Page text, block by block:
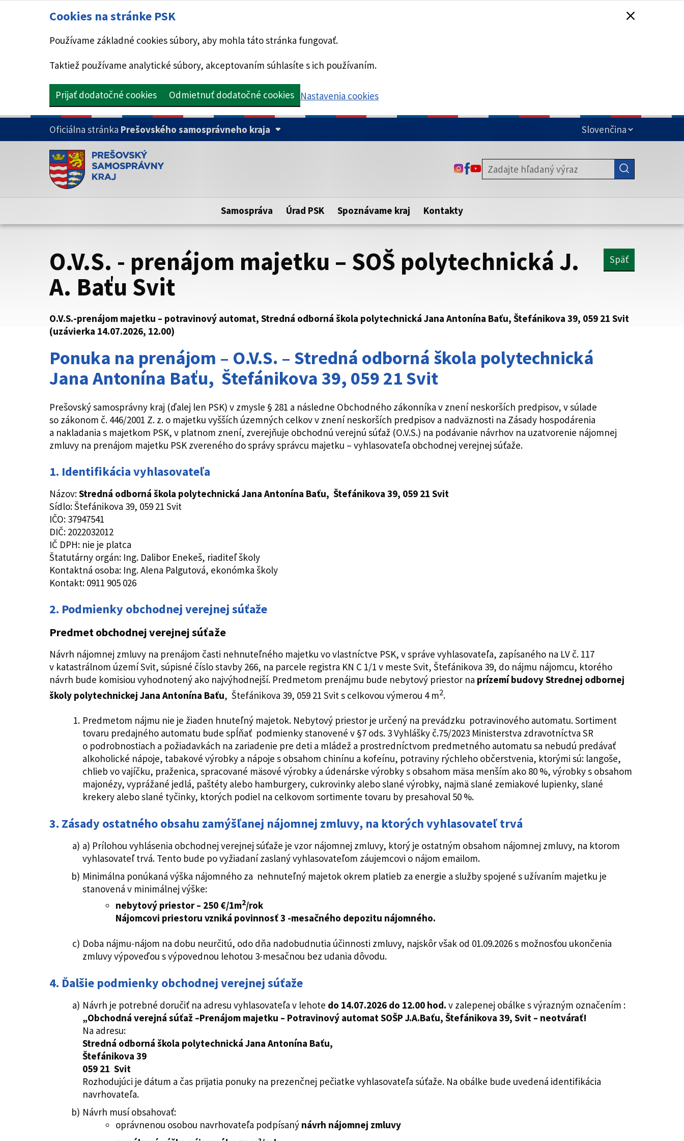
Cookies na stránke PSK
Používame základné cookies súbory, aby mohla táto stránka fungovať.
Taktiež používame analytické súbory, akceptovaním súhlasíte s ich používaním.
Prijať dodatočné cookies Odmietnuť dodatočné cookies Nastavenia cookies
PRESKOČIŤ NA HLAVNÝ OBSAH
Oficiálna stránka Prešovského samosprávneho kraja
Doména psk.sk je oficiálna
Toto je oficiálna webová stránka Prešovského samosprávneho kraja.
Táto stránka je zabezpečená
zabezpečenú webovú stránku. Zabezpečená stránka vždy začína
https:// pred názvom domény webového sídla.
ODKAZ SA OTVORÍ NA NOVEJ KARTE
ODKAZ SA OTVORÍ NA NOVEJ KARTE
ODKAZ SA OTVORÍ NA NOVEJ KARTE
Samospráva Úrad PSK Spoznávame kraj Kontakty
O.V.S. - prenájom majetku – SOŠ polytechnická J.
A. Baťu Svit
Späť
O.V.S.-prenájom majetku – potravinový automat, Stredná odborná škola polytechnická Jana Antonína Baťu, Štefánikova 39, 059 21 Svit
(uzávierka 14.07.2026, 12.00)
Ponuka na prenájom – O.V.S. – Stredná odborná škola polytechnická
Jana Antonína Baťu, Štefánikova 39, 059 21 Svit
Prešovský samosprávny kraj (ďalej len PSK) v zmysle § 281 a následne Obchodného zákonníka v znení neskorších predpisov, v súlade
so zákonom č. 446/2001 Z. z. o majetku vyšších územných celkov v znení neskorších predpisov a nadväznosti na Zásady hospodárenia
a nakladania s majetkom PSK, v platnom znení, zverejňuje obchodnú verejnú súťaž (O.V.S.) na podávanie návrhov na uzatvorenie nájomnej
zmluvy na prenájom majetku PSK zvereného do správy správcu majetku – vyhlasovateľa obchodnej verejnej súťaže.
1. Identifikácia vyhlasovateľa
Názov:Stredná odborná škola polytechnická Jana Antonína Baťu, Štefánikova 39, 059 21 Svit
Sídlo: Štefánikova 39, 059 21 Svit
IČO: 37947541
DIČ: 2022032012
IČ DPH: nie je platca
Štatutárny orgán: Ing. Dalibor Enekeš, riaditeľ školy
Kontaktná osoba: Ing. Alena Palgutová, ekonómka školy
Kontakt: 0911 905 026
2. Podmienky obchodnej verejnej súťaže
Predmet obchodnej verejnej súťaže
Návrh nájomnej zmluvy na prenájom časti nehnuteľného majetku vo vlastníctve PSK, v správe vyhlasovateľa, zapísaného na LV č. 117
v katastrálnom území Svit, súpisné číslo stavby 266, na parcele registra KN C 1/1 v meste Svit, Štefánikova 39, do nájmu nájomcu, ktorého
návrh bude komisiou vyhodnotený ako najvýhodnejší. Predmetom prenájmu bude nebytový priestor na prízemí budovy Strednej odbornej
školy polytechnickej Jana Antonína Baťu, Štefánikova 39, 059 21 Svit s celkovou výmerou 4 m2.
Predmetom nájmu nie je žiaden hnuteľný majetok. Nebytový priestor je určený na prevádzku potravinového automatu. Sortiment
tovaru predajného automatu bude spĺňať podmienky stanovené v §7 ods. 3 Vyhlášky č.75/2023 Ministerstva zdravotníctva SR
o podrobnostiach a požiadavkách na zariadenie pre deti a mládež a prostredníctvom predmetného automatu sa nebudú predávať
alkoholické nápoje, tabakové výrobky a nápoje s obsahom chinínu a kofeínu, potraviny rýchleho občerstvenia, ktorými sú: langoše,
chlieb vo vajíčku, praženica, spracované mäsové výrobky a údenárske výrobky s obsahom mäsa menším ako 80 %, výrobky s obsahom
majonézy, vyprážané jedlá, paštéty alebo hamburgery, cukrovinky alebo slané výrobky, najmä slané zemiakové lupienky, slané
krekery alebo slané tyčinky, ktorých podiel na celkovom sortimente tovaru by presahoval 50 %.
3. Zásady ostatného obsahu zamýšľanej nájomnej zmluvy, na ktorých vyhlasovateľ trvá
a) Prílohou vyhlásenia obchodnej verejnej súťaže je vzor nájomnej zmluvy, ktorý je ostatným obsahom nájomnej zmluvy, na ktorom
vyhlasovateľ trvá. Tento bude po vyžiadaní zaslaný vyhlasovateľom záujemcovi o nájom emailom.
Minimálna ponúkaná výška nájomného za nehnuteľný majetok okrem platieb za energie a služby spojené s užívaním majetku je
stanovená v minimálnej výške:
nebytový priestor – 250 €/1m2/rok
Nájomcovi priestoru vzniká povinnosť 3 -mesačného depozitu nájomného.
Doba nájmu-nájom na dobu neurčitú, odo dňa nadobudnutia účinnosti zmluvy, najskôr však od 01.09.2026 s možnosťou ukončenia
zmluvy výpoveďou s výpovednou lehotou 3-mesačnou bez udania dôvodu.
4. Ďalšie podmienky obchodnej verejnej súťaže
Návrh je potrebné doručiť na adresu vyhlasovateľa v lehote do 14.07.2026 do 12.00 hod. v zalepenej obálke s výrazným označením :
„Obchodná verejná súťaž –Prenájom majetku – Potravinový automat SOŠP J.A.Baťu, Štefánikova 39, Svit – neotvárať!
Na adresu:
Stredná odborná škola polytechnická Jana Antonína Baťu,
Štefánikova 39
059 21 Svit
Rozhodujúci je dátum a čas prijatia ponuky na prezenčnej pečiatke vyhlasovateľa súťaže. Na obálke bude uvedená identifikácia
navrhovateľa.
Návrh musí obsahovať:
oprávnenou osobou navrhovateľa podpísaný návrh nájomnej zmluvy